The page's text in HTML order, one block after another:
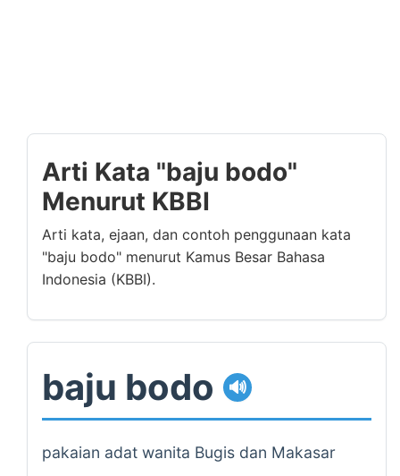
Arti Kata "baju bodo"
Menurut KBBI
Arti kata, ejaan, dan contoh penggunaan kata
"baju bodo" menurut Kamus Besar Bahasa
Indonesia (KBBI).
baju bodo 🔊
pakaian adat wanita Bugis dan Makasar